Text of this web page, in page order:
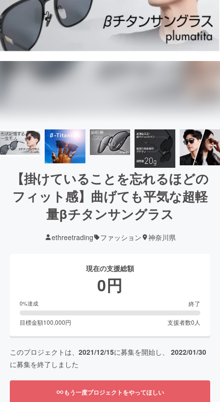
【掛けていることを忘れるほどの
フィット感】曲げても平気な超軽
量βチタンサングラス
ethreetrading ファッション 神奈川県
現在の支援総額
0円
0%達成 終了
目標金額100,000円 支援者数0 人
このプロジェクトは、 2021/12/15に募集を開始し、 2022/01/30
に募集を終了しました
もう一度プロジェクトをやってほしい